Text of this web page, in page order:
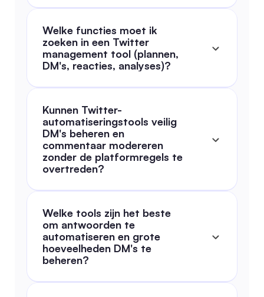
Welke functies moet ik
zoeken in een Twitter
management tool (plannen,
DM's, reacties, analyses)?
Kunnen Twitter-
automatiseringstools veilig
DM's beheren en
commentaar modereren
zonder de platformregels te
overtreden?
Welke tools zijn het beste
om antwoorden te
automatiseren en grote
hoeveelheden DM's te
beheren?